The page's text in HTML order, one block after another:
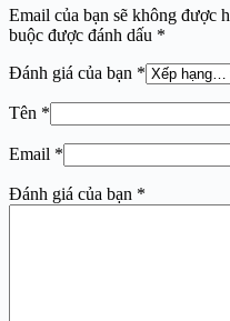
Email của bạn sẽ không được
buộc được đánh dấu *
Đánh giá của bạn *
Tên *
Email *
Đánh giá của bạn *